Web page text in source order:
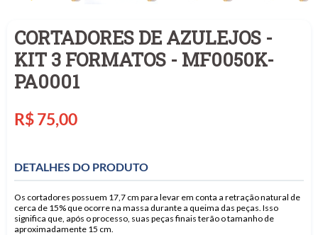
CORTADORES DE AZULEJOS -
KIT 3 FORMATOS - MF0050K-
PA0001
Preço
R$ 75,00
DETALHES DO PRODUTO
Os cortadores possuem 17,7 cm para levar em conta a retração natural de
cerca de 15% que ocorre na massa durante a queima das peças. Isso
significa que, após o processo, suas peças finais terão o tamanho de
aproximadamente 15 cm.